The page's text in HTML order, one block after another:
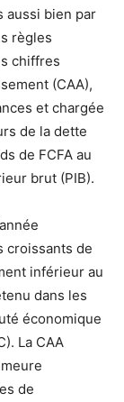
aussi bien par
règles
chiffres
(CAA),
et chargée
de la dette
de FCFA au
brut (PIB).
croissants de
inférieur au
dans les
économique
La CAA
de